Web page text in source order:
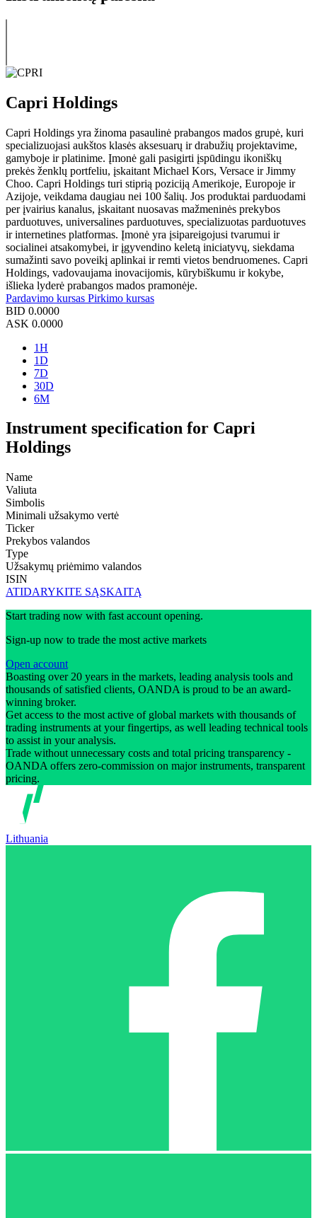
Capri Holdings
Capri Holdings yra žinoma pasaulinė prabangos mados grupė, kuri
specializuojasi aukštos klasės aksesuarų ir drabužių projektavime,
gamyboje ir platinime. Įmonė gali pasigirti įspūdingu ikoniškų
prekės ženklų portfeliu, įskaitant Michael Kors, Versace ir Jimmy
Choo. Capri Holdings turi stiprią poziciją Amerikoje, Europoje ir
Azijoje, veikdama daugiau nei 100 šalių. Jos produktai parduodami
per įvairius kanalus, įskaitant nuosavas mažmeninės prekybos
parduotuves, universalines parduotuves, specializuotas parduotuves
ir internetines platformas. Įmonė yra įsipareigojusi tvarumui ir
socialinei atsakomybei, ir įgyvendino keletą iniciatyvų, siekdama
sumažinti savo poveikį aplinkai ir remti vietos bendruomenes. Capri
Holdings, vadovaujama inovacijomis, kūrybiškumu ir kokybe,
išlieka lyderė prabangos mados pramonėje.
Pardavimo kursas Pirkimo kursas
BID 0.0000
ASK 0.0000
1H
1D
7D
30D
6M
Instrument specification for Capri
Holdings
Name
Valiuta
Simbolis
Minimali užsakymo vertė
Ticker
Prekybos valandos
Type
Užsakymų priėmimo valandos
ISIN
ATIDARYKITE SĄSKAITĄ
Start trading now with fast account opening.
Sign-up now to trade the most active markets
Open account
Boasting over 20 years in the markets, leading analysis tools and
thousands of satisfied clients, OANDA is proud to be an award-
winning broker.
Get access to the most active of global markets with thousands of
trading instruments at your fingertips, as well leading technical tools
to assist in your analysis.
Trade without unnecessary costs and total pricing transparency -
OANDA offers zero-commission on major instruments, transparent
pricing.
Lithuania